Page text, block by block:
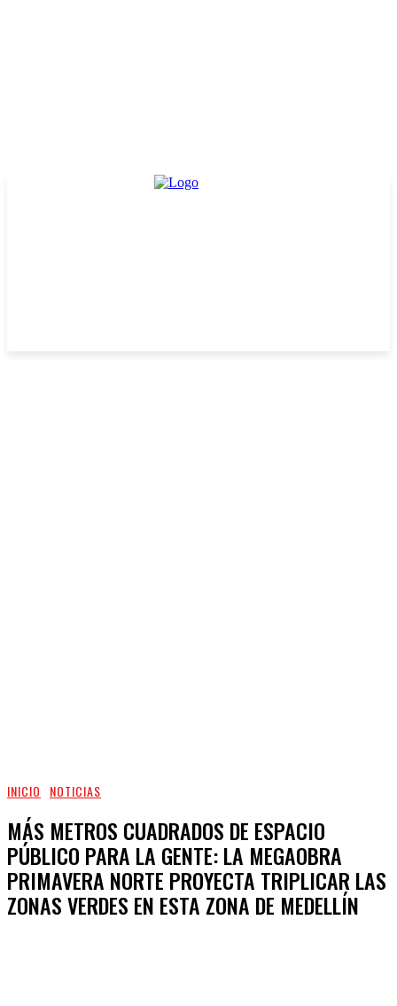
INICIO NOTICIAS
MÁS METROS CUADRADOS DE ESPACIO
PÚBLICO PARA LA GENTE: LA MEGAOBRA
PRIMAVERA NORTE PROYECTA TRIPLICAR LAS
ZONAS VERDES EN ESTA ZONA DE MEDELLÍN